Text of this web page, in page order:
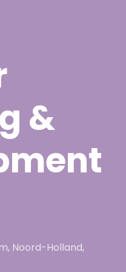
&
, Noord-Holland,